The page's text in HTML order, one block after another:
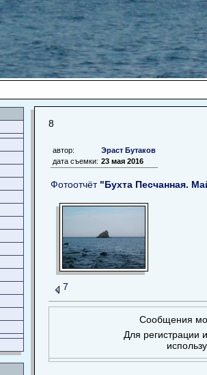
8
автор:
Эраст Бутаков
дата съемки: 23 мая 2016
Фотоотчёт "Бухта Песчанная.
7
Сообщения
Для регистрации